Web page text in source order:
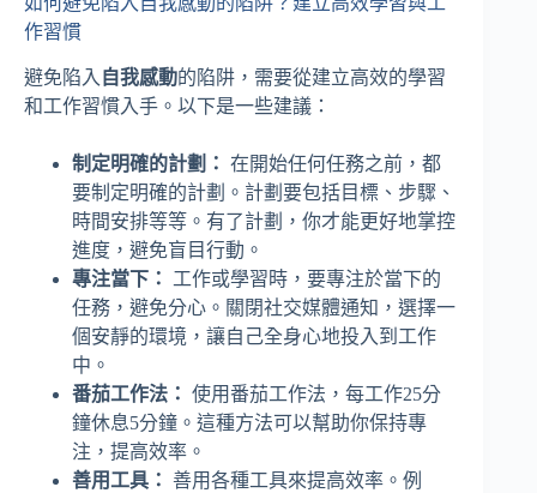
作習慣
避免陷入 自我感動的陷阱，需要從建立高效的學習
和工作習慣入手。以下是一些建議：
制定明確的計劃： 在開始任何任務之前，都
要制定明確的計劃。計劃要包括目標、步驟、
時間安排等等。有了計劃，你才能更好地掌控
進度，避免盲目行動。
專注當下：
工作或學習時，要專注於當下的
任務，避免分心。關閉社交媒體通知，選擇一
個安靜的環境，讓自己全身心地投入到工作
中。
番茄工作法： 使用番茄工作法，每工作25分
鐘休息5分鐘。這種方法可以幫助你保持專
注，提高效率。
善用工具： 善用各種工具來提高效率。例